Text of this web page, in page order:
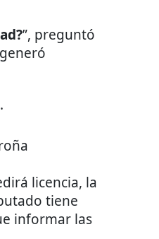
”, preguntó
licencia, la
tiene
informar las